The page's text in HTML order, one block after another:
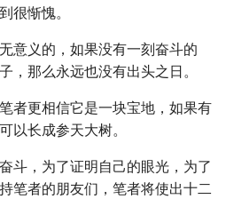
很惭愧。
意义的，如果没有一刻奋斗的
，那么永远也没有出头之日。
者更相信它是一块宝地，如果有
以长成参天大树。
斗，为了证明自己的眼光，为了
笔者的朋友们，笔者将使出十二